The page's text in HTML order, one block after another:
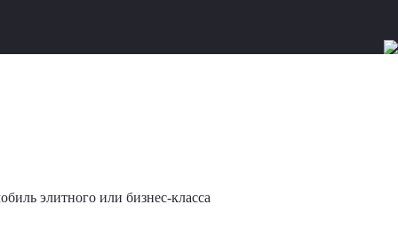
элитного или бизнес-класса